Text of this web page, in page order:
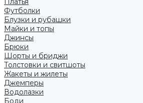
Футболки
Блузки и рубашки
Майки и топы
Джинсы
Брюки
Шорты и бриджи
Толстовки и свитшоты
Жакеты и жилеты
Джемперы
Водолазки
Боди